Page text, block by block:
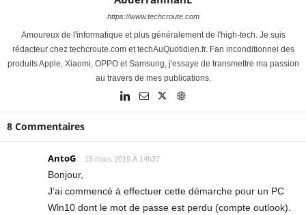
https://www.techcroute.com
Amoureux de l'informatique et plus généralement de l'high-tech. Je suis
rédacteur chez techcroute.com et techAuQuotidien.fr. Fan inconditionnel des
produits Apple, Xiaomi, OPPO et Samsung, j'essaye de transmettre ma passion
au travers de mes publications.
8 Commentaires
AntoG 15 mars 2019 À 14h37
Bonjour,
J’ai commencé à effectuer cette démarche pour un PC
Win10 dont le mot de passe est perdu (compte outlook).